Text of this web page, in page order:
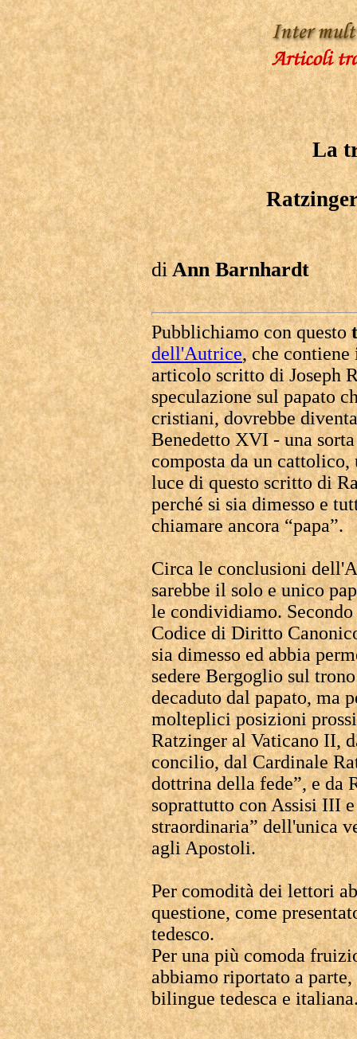
La
diAnn Barnhardt
Pubblichiamo con questo
dell'Autrice, che
articolo scritto di Joseph
speculazione sul papato
cristiani, dovrebbe
Benedetto XVI - una
composta da un cattolico,
luce di questo scritto di
perché si sia dimesso e
chiamare ancora “papa”.
Circa le conclusioni
sarebbe il solo e unico
le condividiamo.
Codice di Diritto
sia dimesso ed abbia
sedere Bergoglio sul
decaduto dal papato, ma
molteplici posizioni
Ratzinger al Vaticano II,
concilio, dal Cardinale
dottrina della fede”, e da
soprattutto con Assisi III
straordinaria” dell'unica
agli Apostoli.
Per comodità dei lettori
questione, come
tedesco.
Per una più comoda
abbiamo riportato a
bilingue tedesca e